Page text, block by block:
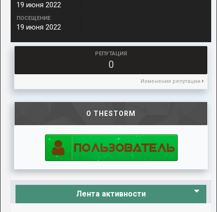
19 июня 2022
ПОСЕЩЕНИЕ
19 июня 2022
РЕПУТАЦИЯ
0
Изменения репутации
О THESTORM
Лента активности